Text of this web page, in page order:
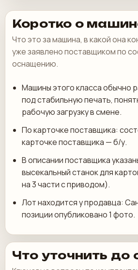
Коротко о
Что это за машина, в какой она
уже заявлено поставщиком по
оснащению.
Машины этого класса обычно
под стабильную печать,
рабочую загрузку в смене.
По карточке поставщика:
карточке поставщика — б/у.
В описании поставщика
высекальный станок для
на 3 части с приводом).
Лот находится у продавца:
позиции опубликовано 1 фото.
Что уточнить до